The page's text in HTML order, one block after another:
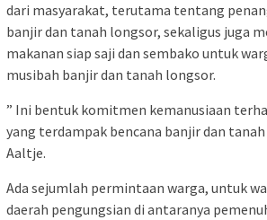
dari masyarakat, terutama tentang
banjir dan tanah longsor, sekaligus juga
makanan siap saji dan sembako untuk
musibah banjir dan tanah longsor.
” Ini bentuk komitmen kemanusiaan
yang terdampak bencana banjir dan
Aaltje.
Ada sejumlah permintaan warga, untuk
daerah pengungsian di antaranya